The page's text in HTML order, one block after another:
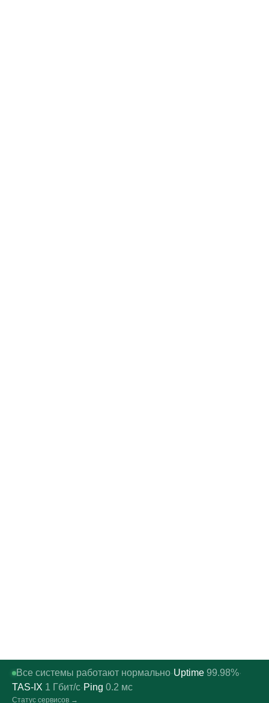
Все системы работают нормально·Uptime 99.98%·
TAS-IX 1 Гбит/с· Ping 0.2 мс
Статус сервисов →